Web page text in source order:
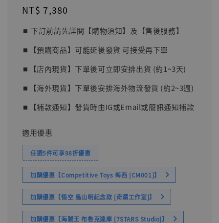
Regular
NT$ 7,380
⏹︎ 下訂前請先詳閱【購物須知】及【售後服務】
⏹︎【預購商品】可能延後發貨 可接受再下單
⏹︎【店內現貨】下單後可立即安排出貨 (約1~3天)
⏹︎【海外現貨】下單後安排海外物流發貨 (約2~3週)
⏹︎【補款通知】發貨時由IG或Email或簡訊通知補款
適用優惠
任選5件可享98折優惠
加購優惠【Competitive Toys 梅西 [CM001]】
加購優惠【悟空 鳥山明紀念款 [奇蹟工作室]】
加購優惠【海賊王 布魯克達摩 [7STARS Studio]】